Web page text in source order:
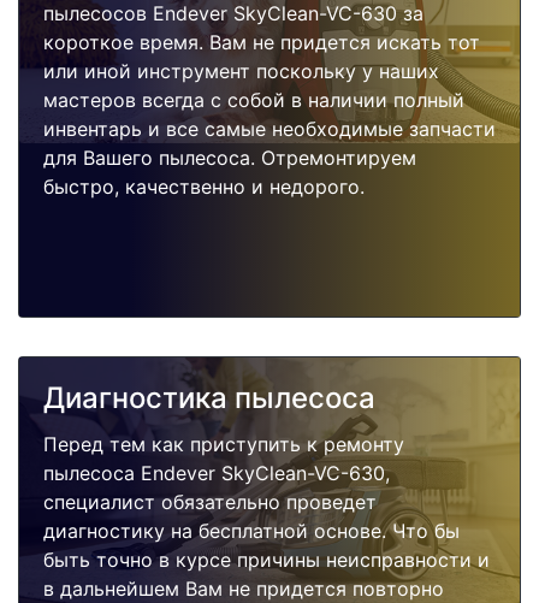
пылесосов Endever SkyClean-VC-630 за
короткое время. Вам не придется искать тот
или иной инструмент поскольку у наших
мастеров всегда с собой в наличии полный
инвентарь и все самые необходимые запчасти
для Вашего пылесоса. Отремонтируем
быстро, качественно и недорого.
Диагностика пылесоса
Перед тем как приступить к ремонту
пылесоса Endever SkyClean-VC-630,
специалист обязательно проведет
диагностику на бесплатной основе. Что бы
быть точно в курсе причины неисправности и
в дальнейшем Вам не придется повторно